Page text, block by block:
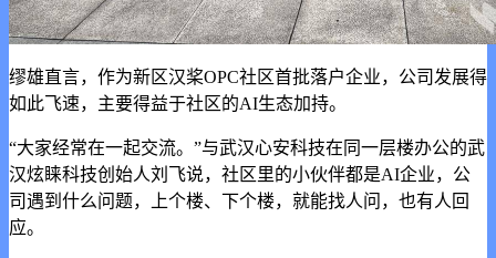
缪雄直言，作为新区汉桨OPC社区首批落户企业，公司发展得
如此飞速，主要得益于社区的AI生态加持。
“大家经常在一起交流。”与武汉心安科技在同一层楼办公的武
汉炫睐科技创始人刘飞说，社区里的小伙伴都是AI企业，公
司遇到什么问题，上个楼、下个楼，就能找人问，也有人回
应。